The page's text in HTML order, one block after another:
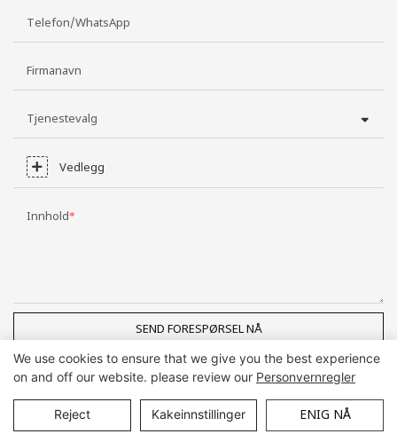
Telefon/WhatsApp
Firmanavn
Tjenestevalg
Vedlegg
Innhold
SEND FORESPØRSEL NÅ
Opphavsrett © Guangzhou DG Møbler Co, Ltd | Nettstedkart
We use cookies to ensure that we give you the best experience
on and off our website. please review our Personvernregler
Reject Kakeinnstillinger ENIG NÅ